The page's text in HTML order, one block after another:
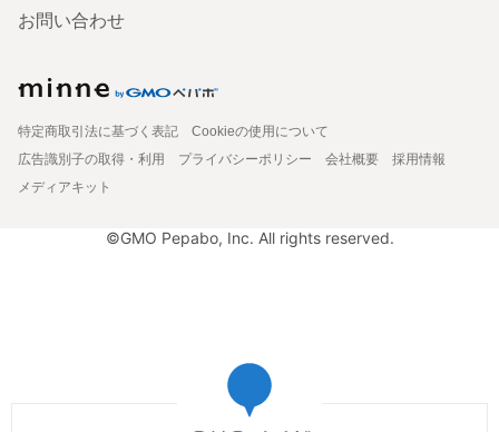
お問い合わせ
特定商取引法に基づく表記
Cookieの使用について
広告識別子の取得・利用
プライバシーポリシー 会社概要
採用情報
メディアキット
©GMO Pepabo, Inc. All rights reserved.